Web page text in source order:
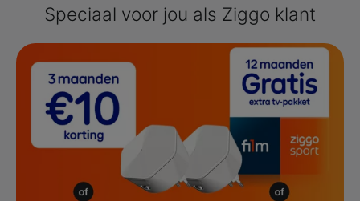
Speciaal voor jou als Ziggo klant